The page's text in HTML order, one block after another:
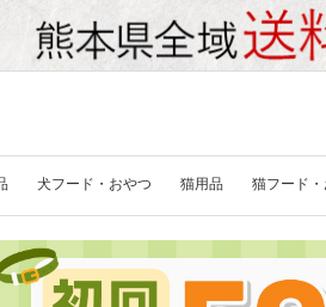
犬フード・おやつ 猫用品 猫フード・